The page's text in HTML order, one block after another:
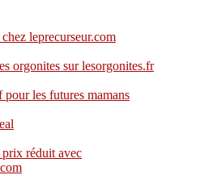
leprecurseur.com
orgonites sur lesorgonites.fr
les futures mamans
prix réduit avec